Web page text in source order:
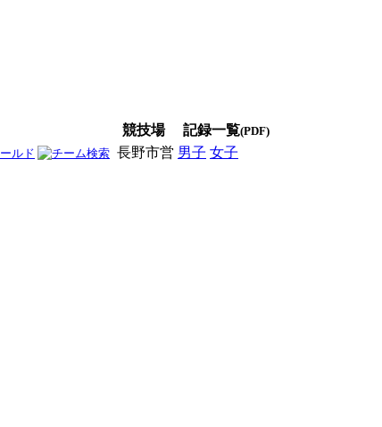
競技場 記録一覧(PDF)
長野市営 男子 女子